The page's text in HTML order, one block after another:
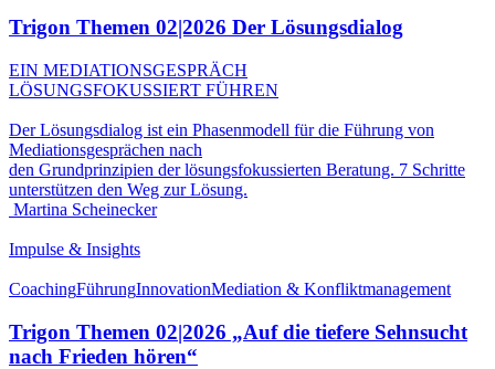
Trigon Themen 02|2026 Der Lösungsdialog
EIN MEDIATIONSGESPRÄCH
LÖSUNGSFOKUSSIERT FÜHREN
Der Lösungsdialog ist ein Phasenmodell für die Führung von
Mediationsgesprächen nach
den Grundprinzipien der lösungsfokussierten Beratung. 7 Schritte
unterstützen den Weg zur Lösung.
Martina Scheinecker
Impulse & Insights
CoachingFührungInnovationMediation & Konfliktmanagement
Trigon Themen 02|2026 „Auf die tiefere Sehnsucht
nach Frieden hören“